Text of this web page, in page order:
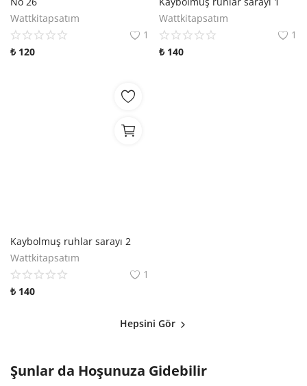
Wattkitapsatım
1
₺ 120
Wattkitapsatım
1
₺140
Kaybolmuş ruhlar sarayı 2
Wattkitapsatım
1
₺ 140
Hepsini Gör
Şunlar da Hoşunuza Gidebilir